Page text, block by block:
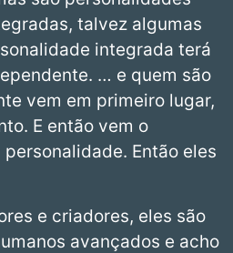
talvez algumas
integrada terá
… e quem são
vem em primeiro lugar,
E então vem o
Então eles
e criadores, eles são
avançados e acho